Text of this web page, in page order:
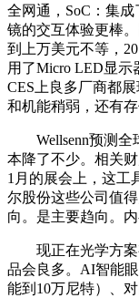
全网通，SoC：集
镜的交互体验更棒
到上万美元不等，
用了Micro LED显示
CES上良多厂商都
和机能稍弱，还有存
Wellsenn预测全
本降了不少。相关
1月的展会上，这工
尔股份这些公司值
向。是主要趋向。
现正在光学方案
品会良多。AI智能
能到10万尼特）、